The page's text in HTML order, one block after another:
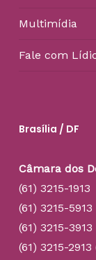
Multimídia
Fale com
Brasília / DF
Câmara dos
(61) 3215-1913
(61) 3215-5913
(61) 3215-3913
(61) 3215-